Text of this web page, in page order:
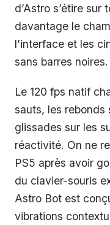
d’Astro s’étire sur
davantage le
l’interface et les
sans barres noires.
Le 120 fps natif
sauts, les rebonds
glissades sur les
réactivité. On ne
PS5 après avoir
du clavier-souris
Astro Bot est
vibrations